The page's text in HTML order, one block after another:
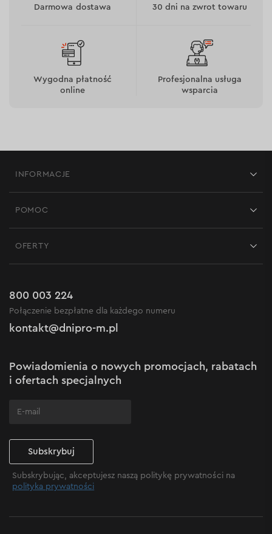
Darmowa dostawa 30 dni na zwrot towaru
Wygodna płatność
online
Profesjonalna usługa
wsparcia
INFORMACJE
Regulamin sklepu internetowego
Polityka prywatności
POMOC
Gwarancja i serwis
Reklamacje i skargi
Ustawienia plików cookie
OFERTY
Nowości
800 003 224
Połączenie bezpłatne dla każdego numeru
kontakt@dnipro-m.pl
Powiadomienia o nowych promocjach, rabatach
i ofertach specjalnych
Subskrybuj
Subskrybując, akceptujesz naszą politykę prywatności na
polityka prywatności